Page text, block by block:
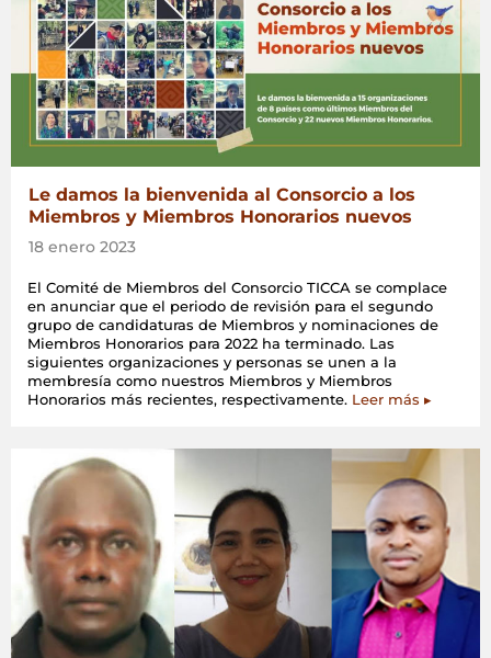
Le damos la bienvenida al Consorcio a los
Miembros y Miembros Honorarios nuevos
18 enero 2023
El Comité de Miembros del Consorcio TICCA se complace
en anunciar que el periodo de revisión para el segundo
grupo de candidaturas de Miembros y nominaciones de
Miembros Honorarios para 2022 ha terminado. Las
siguientes organizaciones y personas se unen a la
membresía como nuestros Miembros y Miembros
Honorarios más recientes, respectivamente. Leer más ▸